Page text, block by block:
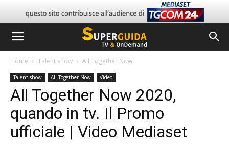
Home Talent show All Together Now
Talent show All Together Now Video
All Together Now 2020,
quando in tv. Il Promo
ufficiale | Video Mediaset